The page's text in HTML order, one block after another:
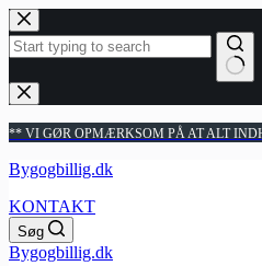
Fortsæt
til
indhold
Ingen
resultater
** VI GØR OPMÆRKSOM PÅ AT ALT
Bygogbillig.dk
KONTAKT
Søg
Bygogbillig.dk